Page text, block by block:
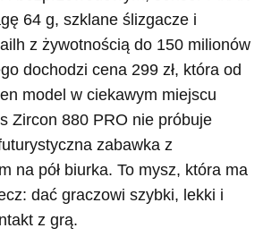
64 g, szklane ślizgacze i
z żywotnością do 150 milionów
dochodzi cena 299 zł, która od
model w ciekawym miejscu
Zircon 880 PRO nie próbuje
zabawka z
na pół biurka. To mysz, która ma
dać graczowi szybki, lekki i
z grą.